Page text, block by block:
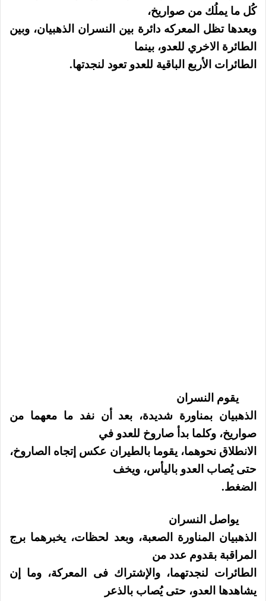
كُل ما يملُك من صواريخ،
وبعدهاتظل المعركه دائرة بين النسران الذهبيان، وبين
الطائرة الاخري للعدو، بينما
الطائرات الأربع الباقية للعدو تعود لنجدتها.
يقوم النسران
الذهبيان بمناورة شديدة، بعد أن نفد ما معهما من
صواريخ، وكلما بدأ صاروخ للعدو في
الانطلاق نحوهما، يقوما بالطيران عكس إتجاه الصاروخ،
حتى يُصاب العدو باليأس، ويخف
الضغط.
يواصل النسران
الذهبيان المناورة الصعبة، وبعد لحظات، يخبرهما برج
المراقبة بقدوم عدد من
الطائرات لنجدتهما، والإشتراك فى المعركة، وما إن
يشاهدها العدو، حتى يُصاب بالذعر